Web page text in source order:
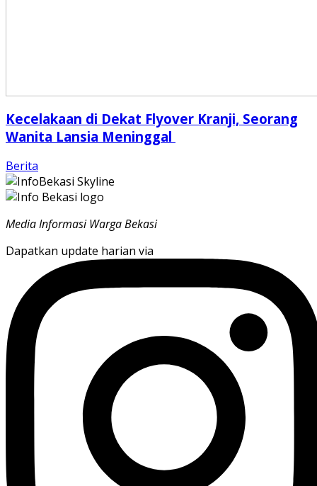
Kecelakaan di Dekat Flyover Kranji, Seorang
Wanita Lansia Meninggal
Berita
Media Informasi Warga Bekasi
Dapatkan update harian via